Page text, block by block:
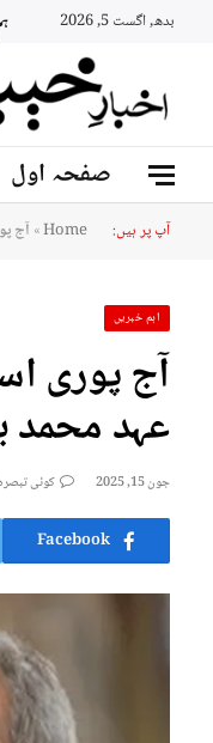
بدھ, اگست 5, 2026
صفحہ اول
آپ پر ہیں: Home
» آج
اہم خبریں
آج پوری
عہد محمد
جون 15, 2025 کوئی
Facebook